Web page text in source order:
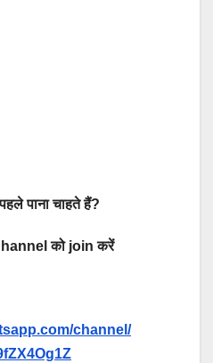
पाना चाहते हैं?
को join करें
channel/